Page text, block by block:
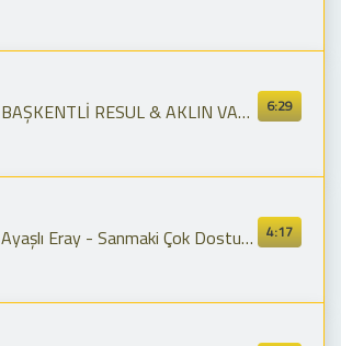
6:29
BAŞKENTLİ RESUL & AKLIN VARSA TEK TAKIL & AY PARÇASI & 2018 SCL MÜZİK
4:17
Ayaşlı Eray - Sanmaki Çok Dostun Var & İlvanlım (Canlı Performans)